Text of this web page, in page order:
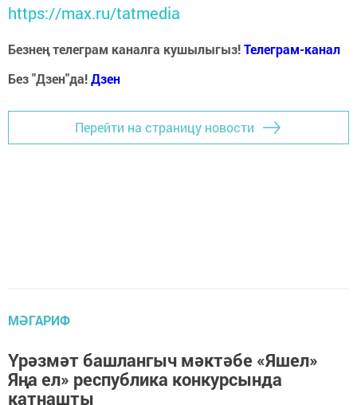
https://max.ru/tatmedia
Безнең телеграм каналга кушылыгыз!Телеграм-канал
Без "Дзен"да!Дзен
Перейти на страницу новости
МӘГАРИФ
Үрәзмәт башлангыч мәктәбе «Яшел»
Яңа ел» республика конкурсында
катнашты